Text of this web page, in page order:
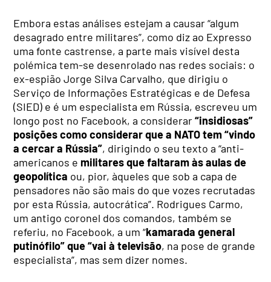
Embora estas análises estejam a causar “algum
desagrado entre militares”, como diz ao Expresso
uma fonte castrense, a parte mais visível desta
polémica tem-se desenrolado nas redes sociais: o
ex-espião Jorge Silva Carvalho, que dirigiu o
Serviço de Informações Estratégicas e de Defesa
(SIED) e é um especialista em Rússia, escreveu um
longo post no Facebook, a considerar“insidiosas”
posições como considerar que a NATO tem “vindo
a cercar a Rússia”, dirigindo o seu texto a “anti-
americanos e militares que faltaram às aulas de
geopolítica ou, pior, àqueles que sob a capa de
pensadores não são mais do que vozes recrutadas
por esta Rússia, autocrática”. Rodrigues Carmo,
um antigo coronel dos comandos, também se
referiu, no Facebook, a um “kamarada general
putinófilo” que “vai à televisão, na pose de grande
especialista”, mas sem dizer nomes.